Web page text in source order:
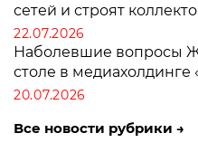
сетей и строят
22.07.2026
Наболевшие вопросы
столе в медиахолдинге
20.07.2026
Все новости рубрики →